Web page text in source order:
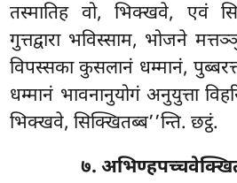
तस्मातिह वो, भिक्खवे, एवं
गुत्तद्वारा भविस्साम, भोजने
विपस्सका कुसलानं धम्मानं,
धम्मानं भावनानुयोगं अनुयुत्ता
भिक्खवे, सिक्खितब्ब’’न्ति. छट्ठं.
७.